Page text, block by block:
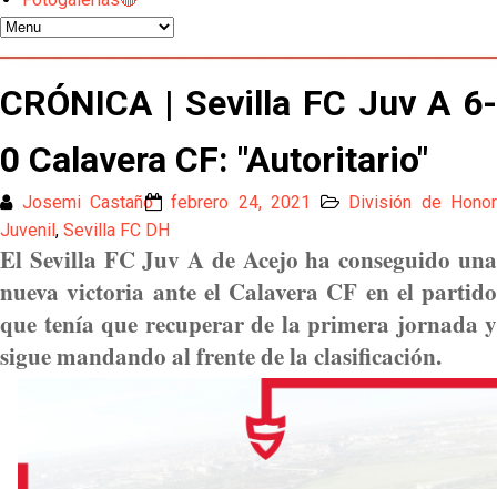
del martes
Odysseas Vlachodimos: “El objetivo es mejorar la
temporada pasada”
fichajes
Opinión | "Carta abierta a Alberto Flores" por Rafa
García
Análisis I Quién es y cómo juega Fran González
Endrick y Marc Bernal protagonizan las ofertas más
destacadas del día
El Sevilla Juvenil A última detalles en Canarias para
su debut en la Cantalejo Province Cup
CRÓNICA | Sevilla FC Juv A 6-
0 Calavera CF: "Autoritario"
Josemi Castaño febrero 24, 2021
División de Honor
Juvenil , Sevilla FC DH
El Sevilla FC Juv A de Acejo ha conseguido una
nueva victoria ante el Calavera CF en el partido
que tenía que recuperar de la primera jornada y
sigue mandando al frente de la clasificación.